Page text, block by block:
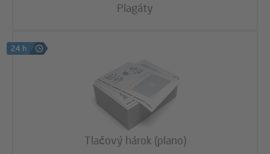
Plagáty
Tlačový hárok (plano)